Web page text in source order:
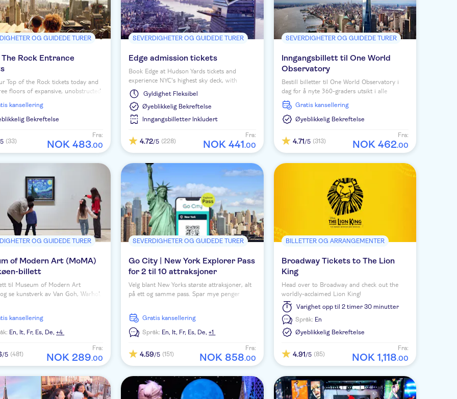
OG GUIDEDE TURER
The Rock Entrance
Top of the Rock tickets today and
floors of expansive, unobstructed
Big Apple!
kansellering
Bekreftelse
(33)
Fra:
NOK 483.00
SEVERDIGHETER OG GUIDEDE TURER
Edge admission tickets
Book Edge at Hudson Yards tickets and
experience NYC's highest sky deck, with
immersive indoor spaces opening from 11
June 2026 and panoramic skyline views.
Gyldighet Fleksibel
Øyeblikkelig Bekreftelse
Inngangsbilletter Inkludert
4.72/5 (228)
Fra:
NOK 441.00
SEVERDIGHETER OG GUIDEDE TURER
Inngangsbillett til One World
Observatory
Bestill billetter til One World Observatory i
dag for å nyte 360-graders utsikt i alle
retninger over New York fra 102. etasje i
Freedom Tower.
Gratis kansellering
Øyeblikkelig Bekreftelse
4.71/5 (313)
Fra:
NOK 462.00
OG GUIDEDE TURER
of Modern Art (MoMA)
billett
til Museum of Modern Art
se kunstverk av Van Goh, Warhol,
inkludert.
kansellering
En, It, Fr, Es, De,+4
/5 (481)
Fra:
NOK 289.00
SEVERDIGHETER OG GUIDEDE TURER
Go City | New York Explorer Pass
for 2 til 10 attraksjoner
Velg blant New Yorks største attraksjoner, alt
på ett og samme pass. Spar mye penger
alle de største severdighetene i New York.
Gratis kansellering
Språk: En, It, Fr, Es, De,+1
4.59/5 (151)
Fra:
NOK 858.00
BILLETTER OG ARRANGEMENTER
Broadway Tickets to The Lion
King
Head over to Broadway and check out the
worldly-acclaimed Lion King!
Varighet opp til 2 timer 30 minutter
Språk: En
Øyeblikkelig Bekreftelse
4.91/5 (85)
Fra:
NOK 1,118.00